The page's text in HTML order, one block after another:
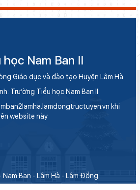
Nam Ban II
Giáo dục và đào tạo Huyện Lâm Hà
Trường Tiểu học Nam Ban II
khi
website này
Ban - Lâm Hà - Lâm Đồng